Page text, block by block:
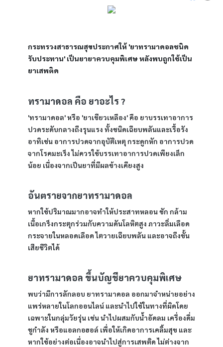
กระทรวงสาธารณสุขประกาศให้ 'ยาทรามาดอลชนิด
รับประทาน' เป็นยายาควบคุมพิเศษ หลังพบถูกใช้เป็น
ยาเสพติด
ทรามาดอล คือ ยาอะไร ?
'ทรามาดอล' หรือ 'ยาเขียวเหลือง' คือ ยาบรรเทาอาการ
ปวดระดับกลางถึงรุนแรง ทั้งชนิดเฉียบพลันและเรื้อรัง
อาทิเช่น อาการปวดจากอุบัติเหตุ กระดูกหัก อาการปวด
จากโรคมะเร็ง ไม่ควรใช้บรรเทาอาการปวดเพียงเล็ก
น้อย เนื่องจากเป็นยาที่มีผลข้างเคียงสูง
อันตรายจากยาทรามาดอล
หากใช้ปริมาณมากอาจทำให้ประสาทหลอน ชัก กล้าม
เนื้อเกร็งกระตุกร่วมกับความดันโลหิตสูง ภาวะลิ่มเลือด
กระจายในหลอดเลือด ไตวายเฉียบพลัน และอาจถึงขั้น
เสียชีวิตได้
ยาทรามาดอล ขึ้นบัญชียาควบคุมพิเศษ
พบว่ามีการลักลอบ ยาทรามาดอล ออกมาจำหน่ายอย่าง
แพร่หลายในโลกออนไลน์ และนำไปใช้ในทางที่ผิดโดย
เฉพาะในกลุ่มวัยรุ่น เช่น นำไปผสมกับน้ำอัดลม เครื่องดื่ม
ชูกำลัง หรือแอลกอฮอล์ เพื่อให้เกิดอาการเคลิ้มสุข และ
หากใช้อย่างต่อเนื่องอาจนำไปสู่การเสพติด ไม่ต่างจาก